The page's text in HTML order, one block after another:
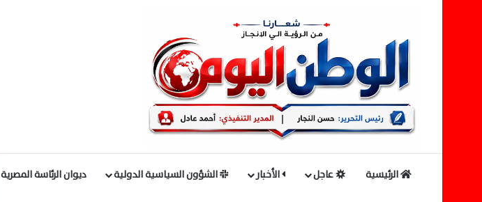
الرئيسية عاجل الأخبار الشؤون السياسية الدولية ديوان الرئاسة المصرية